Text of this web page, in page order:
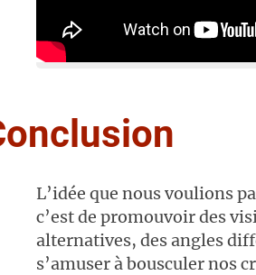
L’idée que nous voulions
c’est de promouvoir des
alternatives, des angles
s’amuser à bousculer nos